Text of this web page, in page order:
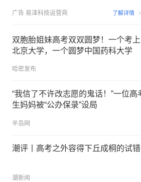
广告 易泽科技运营商 了解详情
双胞胎姐妹高考双双圆梦！一个考上
北京大学，一个圆梦中国药科大学
哈密发布
“我信了不许改志愿的鬼话！”一位高
生妈妈被“公办保录”设局
半岛网
潮评丨高考之外容得下丘成桐的试错
潮新闻